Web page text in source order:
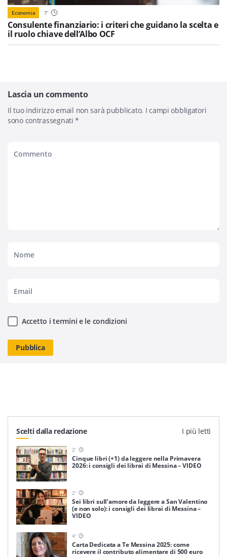
Economia 7'
Consulente finanziario: i criteri che guidano la scelta e
il ruolo chiave dell’Albo OCF
Lascia un commento
Il tuo indirizzo email non sarà pubblicato. I campi obbligatori
sono contrassegnati*
Accetto i termini e le condizioni
Scelti dalla redazione I più letti
2'
Cinque libri (+1) da leggere nella Primavera
2026: i consigli dei librai di Messina – VIDEO
2'
Sei libri sull’amore da leggere a San Valentino
(e non solo): i consigli dei librai di Messina –
VIDEO
4'
Carta Dedicata a Te Messina 2025: come
ricevere il contributo alimentare di 500 euro